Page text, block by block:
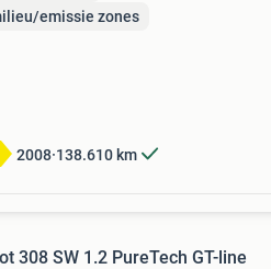
5 ver
emissie zones
2008 138.610 km
308 SW 1.2 PureTech GT-line